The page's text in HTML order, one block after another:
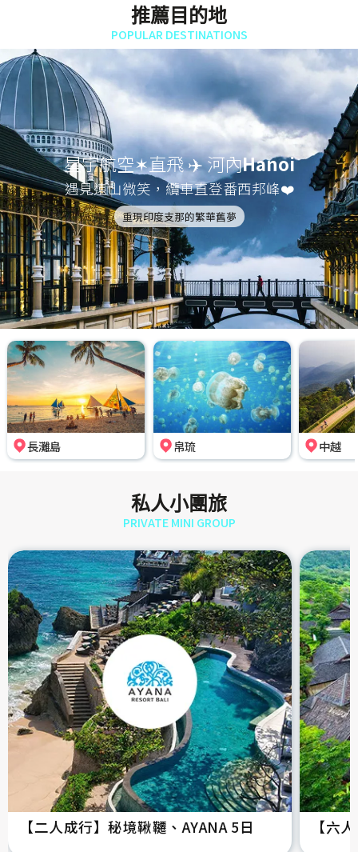
推薦目的地
POPULAR DESTINATIONS
星宇航空✶直飛 ✈️ 河內Hanoi
遇見遠山微笑，纜車直登番西邦峰❤️
重現印度支那的繁華舊夢
長灘島 帛琉 中越
私人小團旅
PRIVATE MINI GROUP
【二人成行】秘境鞦韆、AYANA 5日 【六